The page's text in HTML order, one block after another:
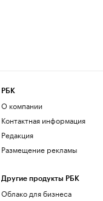
РБК
О компании
Контактная информация
Редакция
Размещение рекламы
Другие продукты РБК
Облако для бизнеса